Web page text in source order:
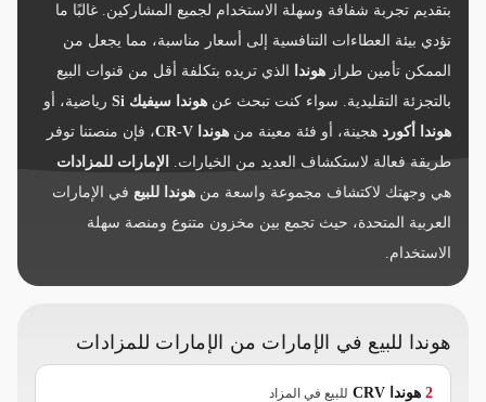
بتقديم تجربة شفافة وسهلة الاستخدام لجميع المشاركين. غالبًا ما
تؤدي بيئة العطاءات التنافسية إلى أسعار مناسبة، مما يجعل من
الممكن تأمين طراز هوندا
الذي تريده بتكلفة أقل من قنوات البيع
بالتجزئة التقليدية. سواء كنت تبحث عن هوندا سيفيك Si
رياضية، أو
هوندا أكورد هجينة، أو فئة معينة من هوندا CR-V
، فإن منصتنا توفر
طريقة فعالة لاستكشاف العديد من الخيارات.
الإمارات للمزادات
هي وجهتك لاكتشاف مجموعة واسعة من هوندا للبيع في الإمارات
العربية المتحدة، حيث تجمع بين مخزون متنوع ومنصة سهلة
الاستخدام.
هوندا للبيع في الإمارات من الإمارات للمزادات
2 هوندا CRV للبيع في المزاد